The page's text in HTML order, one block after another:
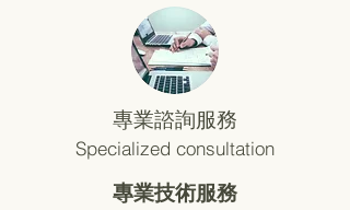
專業諮詢服務
​Specialized consultation
專業技術服務